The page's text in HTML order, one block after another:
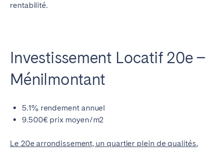
rentabilité.
Investissement Locatif 20e –
Ménilmontant
5.1% rendement annuel
9.500€ prix moyen/m2
Le 20e arrondissement, un quartier plein de qualités,